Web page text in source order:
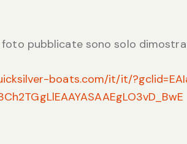
foto pubblicate sono solo
boats.com/it/it/